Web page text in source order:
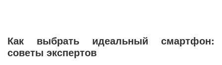
Как выбрать идеальный смартфон:
советы экспертов